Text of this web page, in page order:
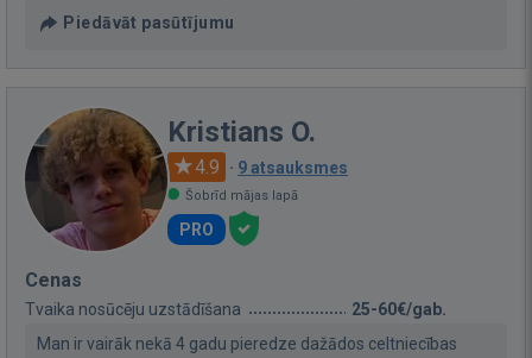
Piedāvāt pasūtījumu
Kristians O.
4.9 · 9 atsauksmes
Šobrīd mājas lapā
PRO
Cenas
Tvaika nosūcēju uzstādīšana
25-60€/gab.
Man ir vairāk nekā 4 gadu pieredze dažādos celtniecības